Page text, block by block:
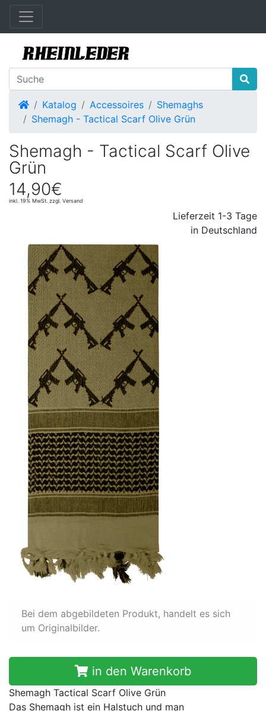
Startseite
Katalog Accessoires
Shemaghs
Shemagh - Tactical Scarf Olive Grün
Shemagh - Tactical Scarf Olive
Grün
14,90€
inkl. 19% MwSt. zzgl. Versand
Lieferzeit 1-3 Tage
in Deutschland
Bei dem abgebildeten Produkt, handelt es sich
um Originalbilder.
in den Warenkorb
Shemagh Tactical Scarf Olive Grün
Das Shemagh ist ein Halstuch und man